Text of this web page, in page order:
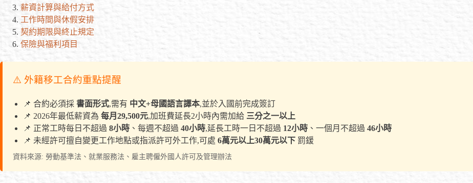
薪資計算與給付方式
工作時間與休假安排
契約期限與終止規定
保險與福利項目
⚠️ 外籍移工合約重點提醒
📌 合約必須採 書面形式,需有 中文+母國語言譯本,並於入國前完成簽訂
📌 2026年最低薪資為 每月29,500元,加班費延長2小時內需加給 三分之一以上
📌 正常工時每日不超過 8小時 、每週不超過 40小時,延長工時一日不超過 12小時 、一個月不超過 46小時
📌 未經許可擅自變更工作地點或指派許可外工作,可處 6萬元以上30萬元以下 罰鍰
資料來源: 勞動基準法、就業服務法、雇主聘僱外國人許可及管理辦法